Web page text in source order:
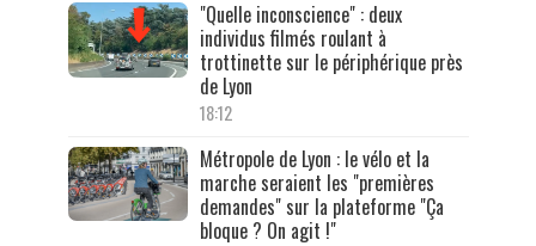
"Quelle inconscience" : deux
individus filmés roulant à
trottinette sur le périphérique près
de Lyon
18:12
Métropole de Lyon : le vélo et la
marche seraient les "premières
demandes" sur la plateforme "Ça
bloque ? On agit !"